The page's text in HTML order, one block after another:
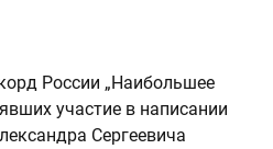
России „Наибольшее
участие в написании
Сергеевича